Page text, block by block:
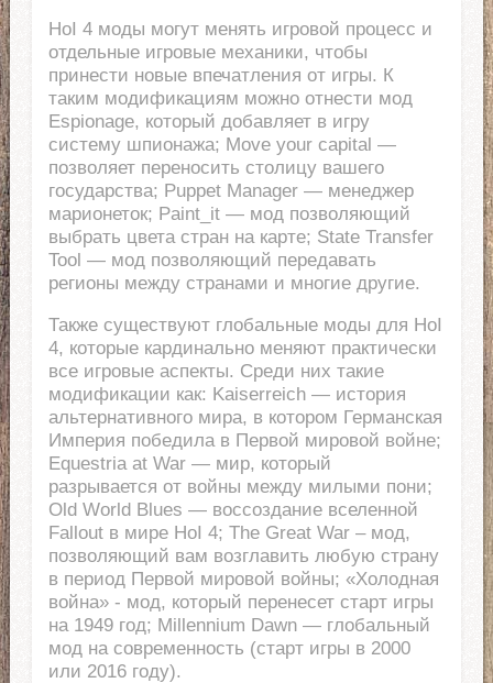
HoI 4 моды могут менять игровой процесс и
отдельные игровые механики, чтобы
принести новые впечатления от игры. К
таким модификациям можно отнести мод
Espionage, который добавляет в игру
систему шпионажа; Move your capital —
позволяет переносить столицу вашего
государства; Puppet Manager — менеджер
марионеток; Paint_it — мод позволяющий
выбрать цвета стран на карте; State Transfer
Tool — мод позволяющий передавать
регионы между странами и многие другие.
Также существуют глобальные моды для HoI
4, которые кардинально меняют практически
все игровые аспекты. Среди них такие
модификации как: Kaiserreich — история
альтернативного мира, в котором Германская
Империя победила в Первой мировой войне;
Equestria at War — мир, который
разрывается от войны между милыми пони;
Old World Blues — воссоздание вселенной
Fallout в мире HoI 4; The Great War – мод,
позволяющий вам возглавить любую страну
в период Первой мировой войны; «Холодная
война» - мод, который перенесет старт игры
на 1949 год; Millennium Dawn — глобальный
мод на современность (старт игры в 2000
или 2016 году).